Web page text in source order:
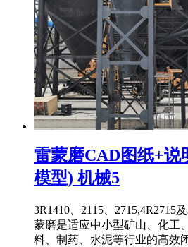
雷蒙磨CAD图纸+说
模型) 机械5
3R1410、2115、2715,4R2715
蒙磨是适应中小型矿山、化工
料、制药、水泥等行业的高效